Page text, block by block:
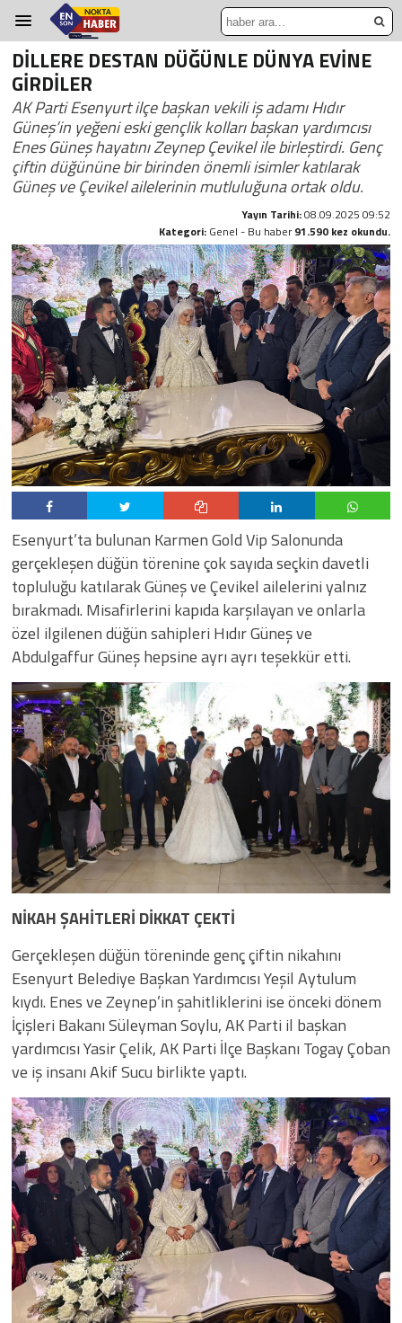
DİLLERE DESTAN DÜĞÜNLE DÜNYA EVİNE
GİRDİLER
AK Parti Esenyurt ilçe başkan vekili iş adamı Hıdır
Güneş’in yeğeni eski gençlik kolları başkan yardımcısı
Enes Güneş hayatını Zeynep Çevikel ile birleştirdi. Genç
çiftin düğününe bir birinden önemli isimler katılarak
Güneş ve Çevikel ailelerinin mutluluğuna ortak oldu.
Yayın Tarihi:08.09.2025 09:52
Kategori: Genel - Bu haber91.590 kez okundu.
Esenyurt’ta bulunan Karmen Gold Vip Salonunda
gerçekleşen düğün törenine çok sayıda seçkin davetli
topluluğu katılarak Güneş ve Çevikel ailelerini yalnız
bırakmadı. Misafirlerini kapıda karşılayan ve onlarla
özel ilgilenen düğün sahipleri Hıdır Güneş ve
Abdulgaffur Güneş hepsine ayrı ayrı teşekkür etti.
NİKAH ŞAHİTLERİ DİKKAT ÇEKTİ
Gerçekleşen düğün töreninde genç çiftin nikahını
Esenyurt Belediye Başkan Yardımcısı Yeşil Aytulum
kıydı. Enes ve Zeynep’in şahitliklerini ise önceki dönem
İçişleri Bakanı Süleyman Soylu, AK Parti il başkan
yardımcısı Yasir Çelik, AK Parti İlçe Başkanı Togay Çoban
ve iş insanı Akif Sucu birlikte yaptı.